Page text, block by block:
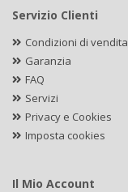
Servizio Clienti
Condizioni di vendita
Garanzia
FAQ
Servizi
Privacy e Cookies
Imposta cookies
Il Mio Account